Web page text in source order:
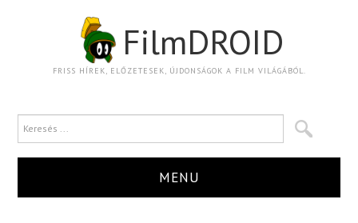
FilmDROID
FRISS HÍREK, ELŐZETESEK, ÚJDONSÁGOK A FILM VILÁGÁBÓL.
MENU